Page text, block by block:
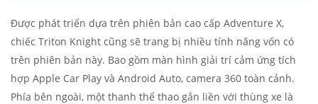
Được phát triển dựa trên phiên bản cao cấp Adventure X,
chiếc Triton Knight cũng sẽ trang bị nhiều tính năng vốn có
trên phiên bản này. Bao gồm màn hình giải trí cảm ứng tích
hợp Apple Car Play và Android Auto, camera 360 toàn cảnh.
Phía bên ngoài, một thanh thể thao gắn liền với thùng xe là